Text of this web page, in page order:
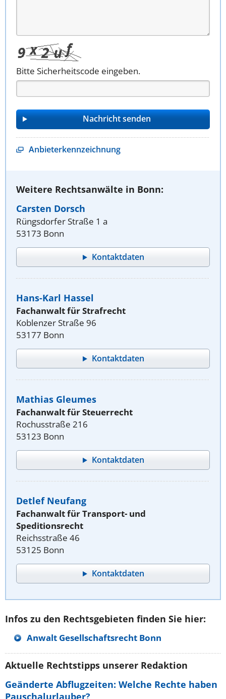
Bitte Sicherheitscode eingeben.
Anbieterkennzeichnung
Weitere Rechtsanwälte in Bonn:
Carsten Dorsch
Rüngsdorfer Straße 1 a
53173 Bonn
Kontaktdaten
Hans-Karl Hassel
Fachanwalt für Strafrecht
Koblenzer Straße 96
53177 Bonn
Kontaktdaten
Mathias Gleumes
Fachanwalt für Steuerrecht
Rochusstraße 216
53123 Bonn
Kontaktdaten
Detlef Neufang
Fachanwalt für Transport- und
Speditionsrecht
Reichsstraße 46
53125 Bonn
Kontaktdaten
Infos zu den Rechtsgebieten finden Sie hier:
Anwalt Gesellschaftsrecht Bonn
Aktuelle Rechtstipps unserer Redaktion
Geänderte Abflugzeiten: Welche Rechte haben
Pauschalurlauber?